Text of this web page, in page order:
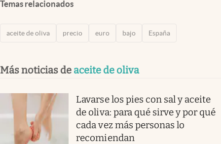
Temas relacionados
aceite de oliva precio euro bajo España
Más noticias de aceite de oliva
Lavarse los pies con sal y aceite
de oliva: para qué sirve y por qué
cada vez más personas lo
recomiendan